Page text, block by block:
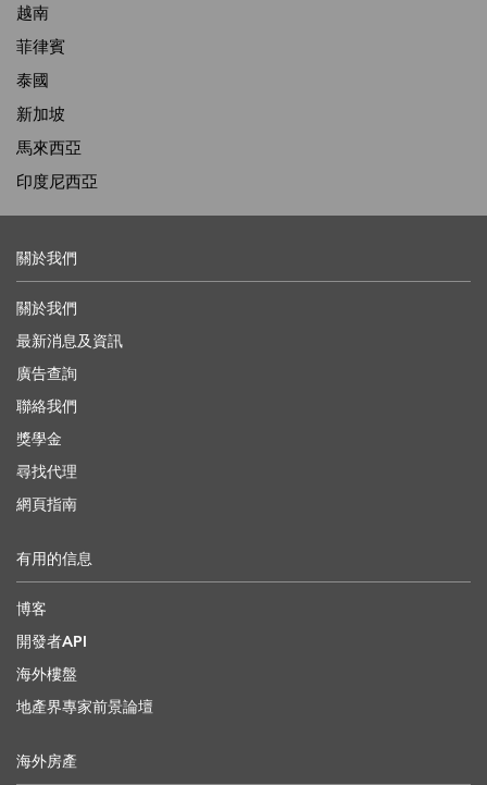
越南
菲律賓
泰國
新加坡
馬來西亞
印度尼西亞
關於我們
關於我們
最新消息及資訊
廣告查詢
聯絡我們
獎學金
尋找代理
網頁指南
有用的信息
博客
開發者API
海外樓盤
地產界專家前景論壇
海外房產